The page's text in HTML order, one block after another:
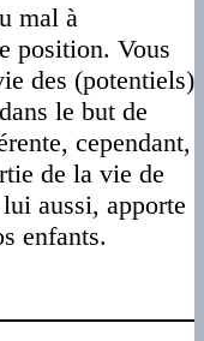
mal à
position. Vous
des (potentiels)
le but de
cependant,
de la vie de
aussi, apporte
enfants.